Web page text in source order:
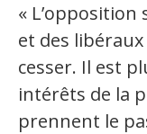
«
et des
cesser. Il est
intérêts de la
prennent le